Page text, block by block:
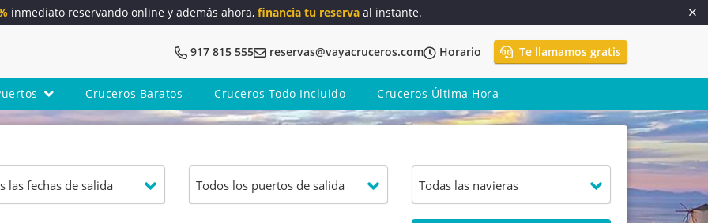
inmediato reservando online y además ahora, financia tu reservaal instante.
917 815 555 reservas@vayacruceros.com Horario Te llamamos gratis
Cruceros Baratos Cruceros Todo Incluido Cruceros Última Hora